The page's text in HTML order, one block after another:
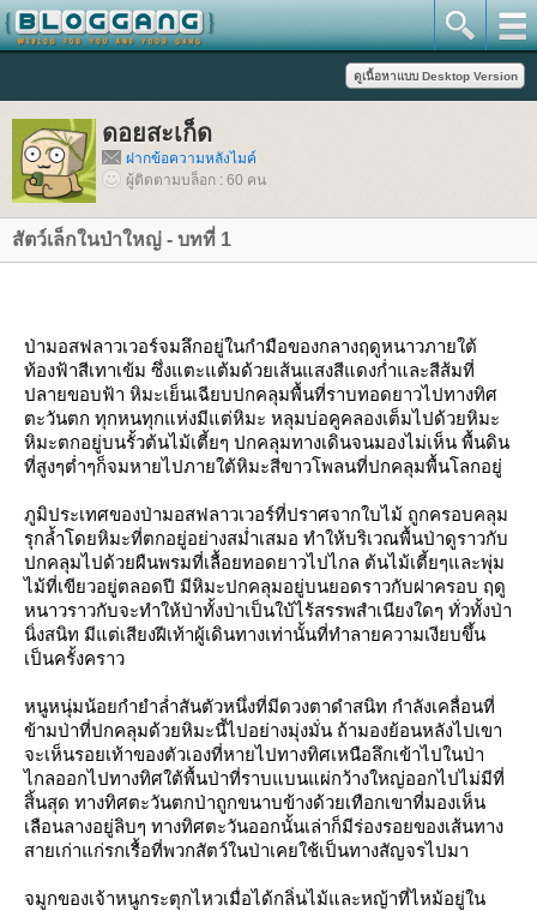
ดอยสะเก็ด
ฝากข้อความหลังไมค์
ผู้ติดตามบล็อก : 60 คน
สัตว์เล็กในป่าใหญ่ - บทที่ 1
ป่ามอสฟลาวเวอร์จมลึกอยู่ในกำมือของกลางฤดูหนาวภายใต้
ท้องฟ้าสีเทาเข้ม ซึ่งแตะแต้มด้วยเส้นแสงสีแดงก่ำและสีส้มที่
ปลายขอบฟ้า หิมะเย็นเฉียบปกคลุมพื้นที่ราบทอดยาวไปทางทิศ
ตะวันตก ทุกหนทุกแห่งมีแต่หิมะ หลุมบ่อคูคลองเต็มไปด้วยหิมะ
หิมะตกอยู่บนรั้วต้นไม้เตี้ยๆ ปกคลุมทางเดินจนมองไม่เห็น พื้นดิน
ที่สูงๆต่ำๆก็จมหายไปภายใต้หิมะสีขาวโพลนที่ปกคลุมพื้นโลกอยู่
ภูมิประเทศของป่ามอสฟลาวเวอร์ที่ปราศจากใบไม้ ถูกครอบคลุม
รุกล้ำโดยหิมะที่ตกอยู่อย่างสม่ำเสมอ ทำให้บริเวณพื้นป่าดูราวกับ
ปกคลุมไปด้วยผืนพรมที่เลื้อยทอดยาวไปไกล ต้นไม้เตี้ยๆและพุ่ม
ไม้ที่เขียวอยู่ตลอดปี มีหิมะปกคลุมอยู่บนยอดราวกับฝาครอบ ฤดู
หนาวราวกับจะทำให้ป่าทั้งป่าเป็นใบ้ไร้สรรพสำเนียงใดๆ ทั่วทั้งป่า
นิ่งสนิท มีแต่เสียงฝีเท้าผู้เดินทางเท่านั้นที่ทำลายความเงียบขึ้น
เป็นครั้งคราว
หนูหนุ่มน้อยกำยำล่ำสันตัวหนึ่งที่มีดวงตาดำสนิท กำลังเคลื่อนที่
ข้ามป่าที่ปกคลุมด้วยหิมะนี้ไปอย่างมุ่งมั่น ถ้ามองย้อนหลังไปเขา
จะเห็นรอยเท้าของตัวเองที่หายไปทางทิศเหนือลึกเข้าไปในป่า
ไกลออกไปทางทิศใต้พื้นป่าที่ราบแบนแผ่กว้างใหญ่ออกไปไม่มีที่
สิ้นสุด ทางทิศตะวันตกป่าถูกขนาบข้างด้วยเทือกเขาที่มองเห็น
เลือนลางอยู่ลิบๆ ทางทิศตะวันออกนั้นเล่าก็มีร่องรอยของเส้นทาง
สายเก่าแก่รกเรื้อที่พวกสัตว์ในป่าเคยใช้เป็นทางสัญจรไปมา
จมูกของเจ้าหนูกระตุกไหวเมื่อได้กลิ่นไม้และหญ้าที่ไหม้อยู่ใน